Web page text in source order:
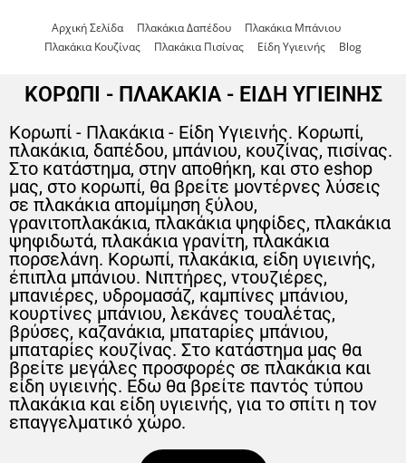
Αρχική Σελίδα Πλακάκια Δαπέδου
Πλακάκια Μπάνιου
Πλακάκια Κουζίνας
Πλακάκια Πισίνας Είδη Υγιεινής Blog
ΚΟΡΩΠΙ - ΠΛΑΚΑΚΙΑ - ΕΙΔΗ ΥΓΙΕΙΝΗΣ
Κορωπί - Πλακάκια - Είδη Υγιεινής. Κορωπί,
πλακάκια, δαπέδου, μπάνιου, κουζίνας, πισίνας.
Στο κατάστημα, στην αποθήκη, και στο eshop
μας, στο κορωπί, θα βρείτε μοντέρνες λύσεις
σε πλακάκια απομίμηση ξύλου,
γρανιτοπλακάκια, πλακάκια ψηφίδες, πλακάκια
ψηφιδωτά, πλακάκια γρανίτη, πλακάκια
πορσελάνη. Κορωπί, πλακάκια, είδη υγιεινής,
έπιπλα μπάνιου. Νιπτήρες, ντουζιέρες,
μπανιέρες, υδρομασάζ, καμπίνες μπάνιου,
κουρτίνες μπάνιου, λεκάνες τουαλέτας,
βρύσες, καζανάκια, μπαταρίες μπάνιου,
μπαταρίες κουζίνας. Στο κατάστημα μας θα
βρείτε μεγάλες προσφορές σε πλακάκια και
είδη υγιεινής. Εδω θα βρείτε παντός τύπου
πλακάκια και είδη υγιεινής, για το σπίτι η τον
επαγγελματικό χώρο.